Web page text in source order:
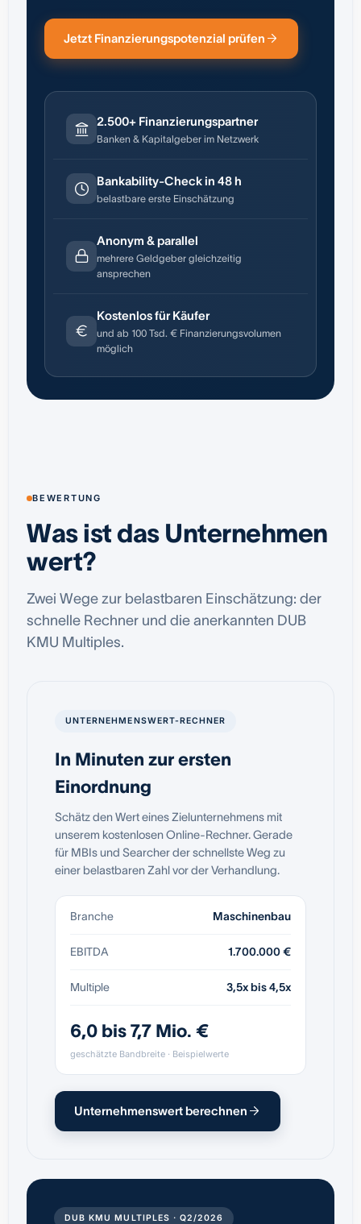
Jetzt Finanzierungspotenzial prüfen
2.500+ Finanzierungspartner
Banken & Kapitalgeber im Netzwerk
Bankability-Check in 48 h
belastbare erste Einschätzung
Anonym & parallel
mehrere Geldgeber gleichzeitig
ansprechen
Kostenlos für Käufer
und ab 100 Tsd. € Finanzierungsvolumen
möglich
BEWERTUNG
Was ist das Unternehmen
wert?
Zwei Wege zur belastbaren Einschätzung: der
schnelle Rechner und die anerkannten DUB
KMU Multiples.
UNTERNEHMENSWERT-RECHNER
In Minuten zur ersten
Einordnung
Schätz den Wert eines Zielunternehmens mit
unserem kostenlosen Online-Rechner. Gerade
für MBIs und Searcher der schnellste Weg zu
einer belastbaren Zahl vor der Verhandlung.
Branche Maschinenbau
EBITDA 1.700.000 €
Multiple 3,5x bis 4,5x
6,0 bis 7,7 Mio. €
geschätzte Bandbreite · Beispielwerte
Unternehmenswert berechnen
DUB KMU MULTIPLES · Q2/2026